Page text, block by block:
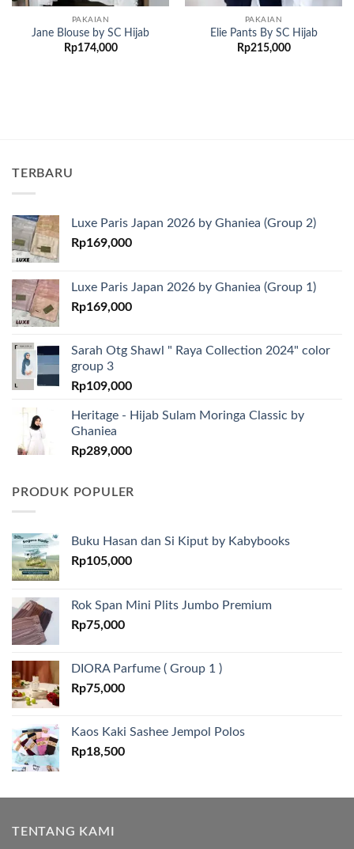
PAKAIAN
Jane Blouse by SC Hijab
Rp174,000
PAKAIAN
Elie Pants By SC Hijab
Rp215,000
TERBARU
Luxe Paris Japan 2026 by Ghaniea (Group 2)
Rp169,000
Luxe Paris Japan 2026 by Ghaniea (Group 1)
Rp169,000
Sarah Otg Shawl " Raya Collection 2024" color
group 3
Rp109,000
Heritage - Hijab Sulam Moringa Classic by
Ghaniea
Rp289,000
PRODUK POPULER
Buku Hasan dan Si Kiput by Kabybooks
Rp105,000
Rok Span Mini Plits Jumbo Premium
Rp75,000
DIORA Parfume ( Group 1 )
Rp75,000
Kaos Kaki Sashee Jempol Polos
Rp18,500
TENTANG KAMI